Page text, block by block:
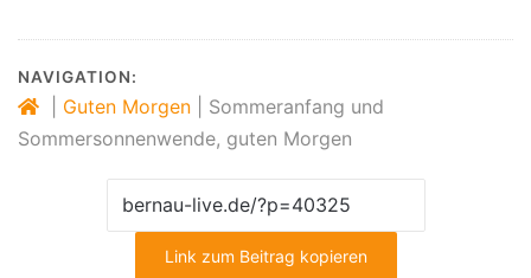
NAVIGATION:
Guten Morgen
Sommeranfang und
Sommersonnenwende, guten Morgen
Link zum Beitrag kopieren